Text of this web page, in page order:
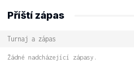
Příští zápas
Turnaj a zápas
Žádné nadcházející zápasy.